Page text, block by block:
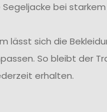
bei
lässt sich die
So bleibt der
erhalten.